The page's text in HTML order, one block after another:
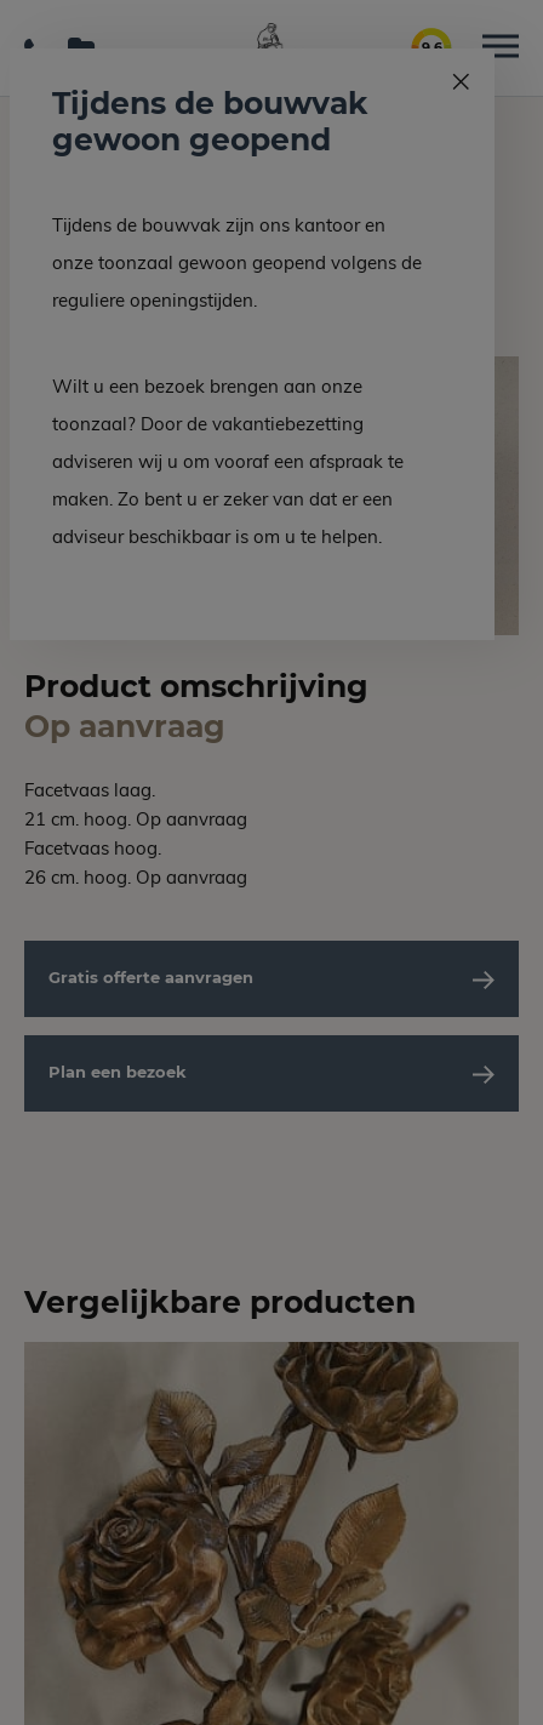
9.6
Home Grafmonumenten Vaas 007
Vaas 007
Product omschrijving
Op aanvraag
Facetvaas laag.
21 cm. hoog. Op aanvraag
Facetvaas hoog.
26 cm. hoog. Op aanvraag
Gratis offerte aanvragen
Plan een bezoek
Vergelijkbare producten
Tijdens de bouwvak
gewoon geopend
Tijdens de bouwvak zijn ons kantoor en
onze toonzaal gewoon geopend volgens de
reguliere openingstijden.
Wilt u een bezoek brengen aan onze
toonzaal? Door de vakantiebezetting
adviseren wij u om vooraf een afspraak te
maken. Zo bent u er zeker van dat er een
adviseur beschikbaar is om u te helpen.